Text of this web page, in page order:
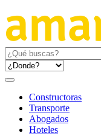
Constructoras
Transporte
Abogados
Hoteles